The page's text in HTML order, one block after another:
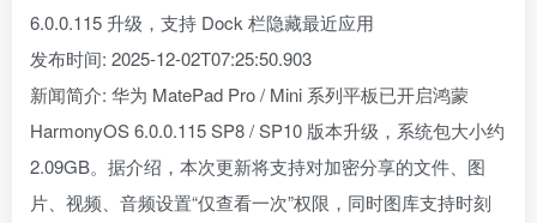
6.0.0.115 升级，支持 Dock 栏隐藏最近应用
发布时间: 2025-12-02T07:25:50.903
新闻简介: 华为 MatePad Pro / Mini 系列平板已开启鸿蒙
HarmonyOS 6.0.0.115 SP8 / SP10 版本升级，系统包大小约
2.09GB。据介绍，本次更新将支持对加密分享的文件、图
片、视频、音频设置“仅查看一次”权限，同时图库支持时刻